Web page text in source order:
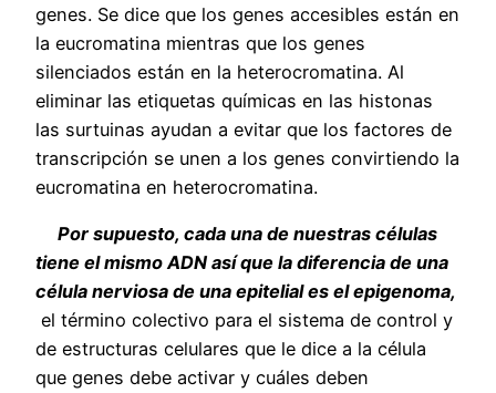
genes. Se dice que los genes accesibles están en
la eucromatina mientras que los genes
silenciados están en la heterocromatina. Al
eliminar las etiquetas químicas en las histonas
las surtuinas ayudan a evitar que los factores de
transcripción se unen a los genes convirtiendo la
eucromatina en heterocromatina.
Por supuesto, cada una de nuestras células
tiene el mismo ADN así que la diferencia de una
célula nerviosa de una epitelial es el epigenoma,
el término colectivo para el sistema de control y
de estructuras celulares que le dice a la célula
que genes debe activar y cuáles deben